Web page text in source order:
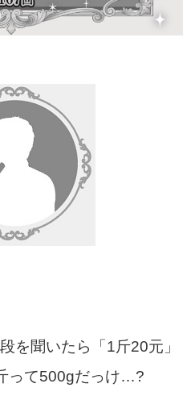
を聞いたら「1斤20元」
って500gだっけ…?